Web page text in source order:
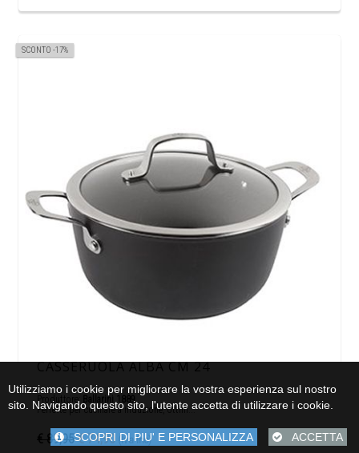
SCONTO -17%
CASSERUOLA ALBA CM 24
Produttore: Ballarini 1889
Perfette per cucinare a induzione, ottim...
€ 89,95 € 74,90 (Iva Inc)
Utilizziamo i cookie per migliorare la vostra esperienza sul nostro
sito. Navigando questo sito, l'utente accetta di utilizzare i cookie.
SCOPRI DI PIU' E PERSONALIZZA ACCETTA